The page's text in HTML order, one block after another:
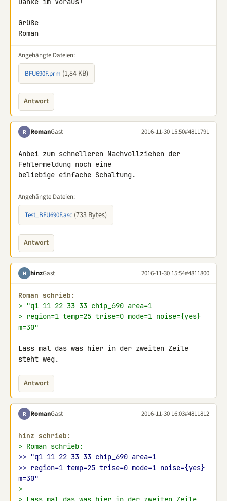
Grüße
Roman
Angehängte Dateien:
BFU690F.prm (1,84 KB)
Antwort
R RomanGast 2016-11-30 15:50#4811791
Anbei zum schnelleren Nachvollziehen der
Fehlermeldung noch eine
beliebige einfache Schaltung.
Angehängte Dateien:
Test_BFU690F.asc (733 Bytes)
Antwort
H hinzGast 2016-11-30 15:54#4811800
Roman schrieb:
> "q1 11 22 33 33 chip_690 area=1
> region=1 temp=25 trise=0 mode=1 noise={yes}
m=30"
Lass mal das was hier in der zweiten Zeile
steht weg.
Antwort
R RomanGast 2016-11-30 16:03#4811812
hinz schrieb:
> Roman schrieb:
>> "q1 11 22 33 33 chip_690 area=1
>> region=1 temp=25 trise=0 mode=1 noise={yes}
m=30"
>